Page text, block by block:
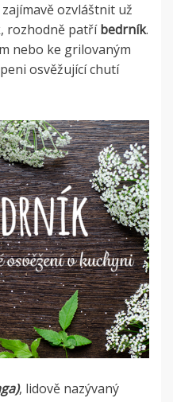
ozvláštnit už
rozhodně patříbedrník.
nebo ke grilovaným
osvěžující chutí
, lidově nazývaný